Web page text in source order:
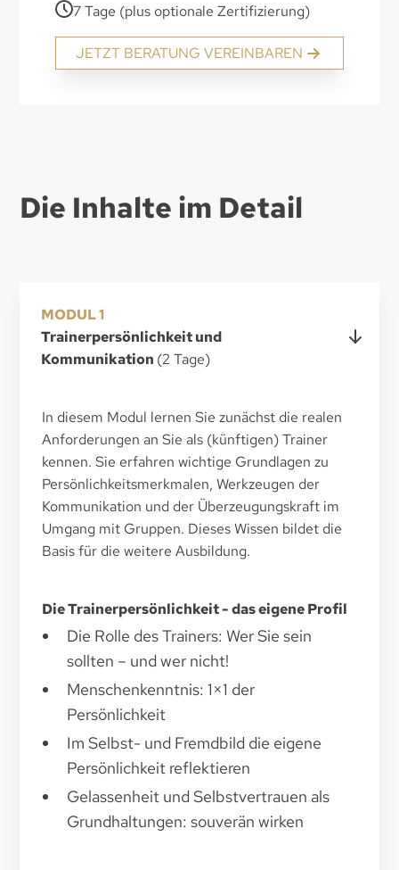
7 Tage (plus optionale Zertifizierung)
JETZT BERATUNG VEREINBAREN
Die Inhalte im Detail
MODUL 1
Trainerpersönlichkeit und
Kommunikation (2 Tage)
In diesem Modul lernen Sie zunächst die realen
Anforderungen an Sie als (künftigen) Trainer
kennen. Sie erfahren wichtige Grundlagen zu
Persönlichkeitsmerkmalen, Werkzeugen der
Kommunikation und der Überzeugungskraft im
Umgang mit Gruppen. Dieses Wissen bildet die
Basis für die weitere Ausbildung.
Die Trainerpersönlichkeit - das eigene Profil
Die Rolle des Trainers: Wer Sie sein
sollten – und wer nicht!
Menschenkenntnis: 1×1 der
Persönlichkeit
Im Selbst- und Fremdbild die eigene
Persönlichkeit reflektieren
Gelassenheit und Selbstvertrauen als
Grundhaltungen: souverän wirken